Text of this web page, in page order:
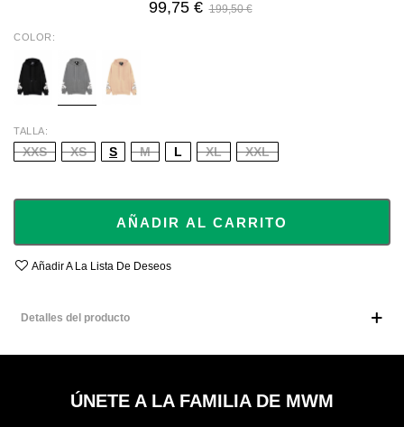
99,75 € 199,50 €
COLOR
BLACK GREY BEIGE
TALLA
XXS XS S M L XL XXL
AÑADIR AL CARRITO
Añadir A La Lista De Deseos
Detalles del producto
ÚNETE A LA FAMILIA DE MWM